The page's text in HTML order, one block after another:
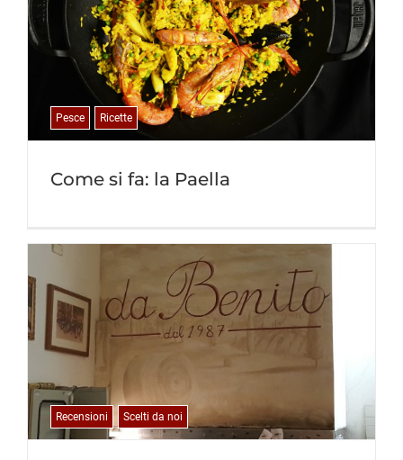
Come si fa: la Paella
Pesce Ricette
Recensioni Scelti da noi